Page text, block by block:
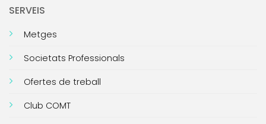
SERVEIS
Metges
Societats Professionals
Ofertes de treball
Club COMT